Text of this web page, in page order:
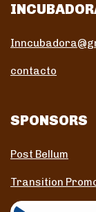
contacto
SPONSORS
Post Bellum
Transition